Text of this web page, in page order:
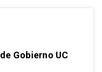
Gobierno UC